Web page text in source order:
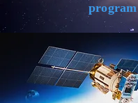
program